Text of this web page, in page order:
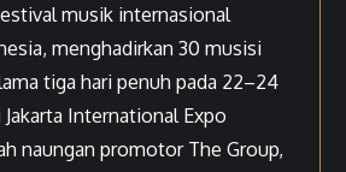
musik internasional
menghadirkan 30 musisi
tiga hari penuh pada 22–24
International Expo
naungan promotor The Group,